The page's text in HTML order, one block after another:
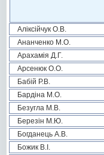
Аліксійчук О.В.
Ананченко М.О.
Арахамія Д.Г.
Арсенюк О.О.
Бабій Р.В.
Бардіна М.О.
Безугла М.В.
Березін М.Ю.
Богданець А.В.
Божик В.І.